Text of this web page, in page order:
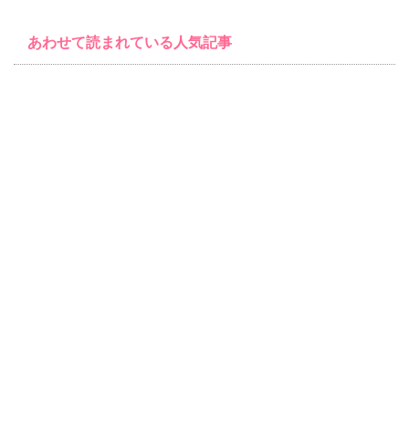
あわせて読まれている人気記事